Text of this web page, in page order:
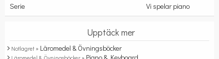
Serie
Vi spelar piano
Upptäck mer
Notlagret » Läromedel & Övningsböcker